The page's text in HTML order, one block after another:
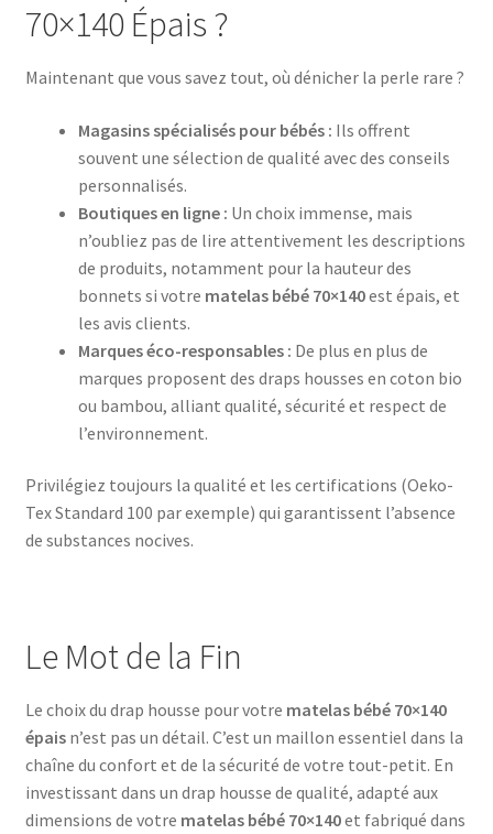
70×140 Épais ?
Maintenant que vous savez tout, où dénicher la perle rare ?
Magasins spécialisés pour bébés : Ils offrent
souvent une sélection de qualité avec des conseils
personnalisés.
Boutiques en ligne : Un choix immense, mais
n’oubliez pas de lire attentivement les descriptions
de produits, notamment pour la hauteur des
bonnets si votre matelas bébé 70×140est épais, et
les avis clients.
Marques éco-responsables : De plus en plus de
marques proposent des draps housses en coton bio
ou bambou, alliant qualité, sécurité et respect de
l’environnement.
Privilégiez toujours la qualité et les certifications (Oeko-
Tex Standard 100 par exemple) qui garantissent l’absence
de substances nocives.
Le Mot de la Fin
Le choix du drap housse pour votre matelas bébé 70×140
épaisn’est pas un détail. C’est un maillon essentiel dans la
chaîne du confort et de la sécurité de votre tout-petit. En
investissant dans un drap housse de qualité, adapté aux
dimensions de votre matelas bébé 70×140et fabriqué dans